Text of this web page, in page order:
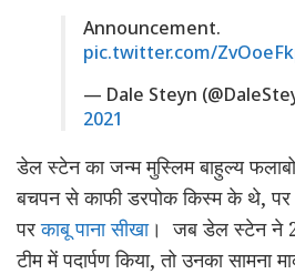
Announcement.
pic.twitter.com/
— Dale Steyn
2021
डेल स्टेन का जन्म मुस्लिम बाहुल्य
बचपन से काफी डरपोक किस्म के थे, पर
परकाबू पाना सीखा। जब डेल स्टेन ने
टीम में पदार्पण किया, तो उनका सामना